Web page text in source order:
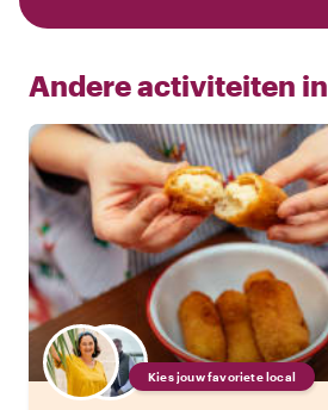
Andere activiteiten in
Kies jouw favoriete local